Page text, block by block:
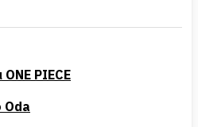
ONE PIECE
Oda